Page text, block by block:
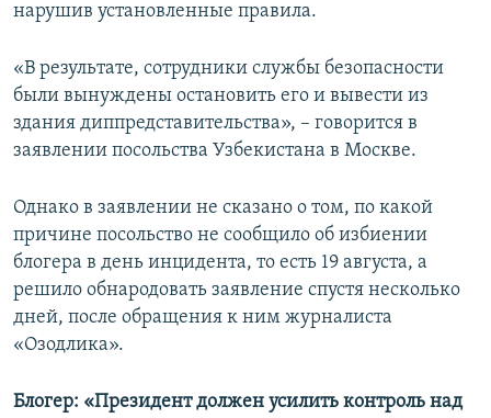
нарушив установленные правила.
«В результате, сотрудники службы безопасности
были вынуждены остановить его и вывести из
здания диппредставительства», – говорится в
заявлении посольства Узбекистана в Москве.
​Однако в заявлении не сказано о том, по какой
причине посольство не сообщило об избиении
блогера в день инцидента, то есть 19 августа, а
решило обнародовать заявление спустя несколько
дней, после обращения к ним журналиста
«Озодлика».
Блогер: «Президент должен усилить контроль над